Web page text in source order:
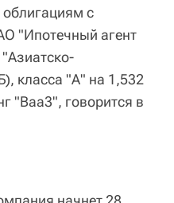
с
"Ипотечный агент
класса "А" на 1,532
"Baa3", говорится в